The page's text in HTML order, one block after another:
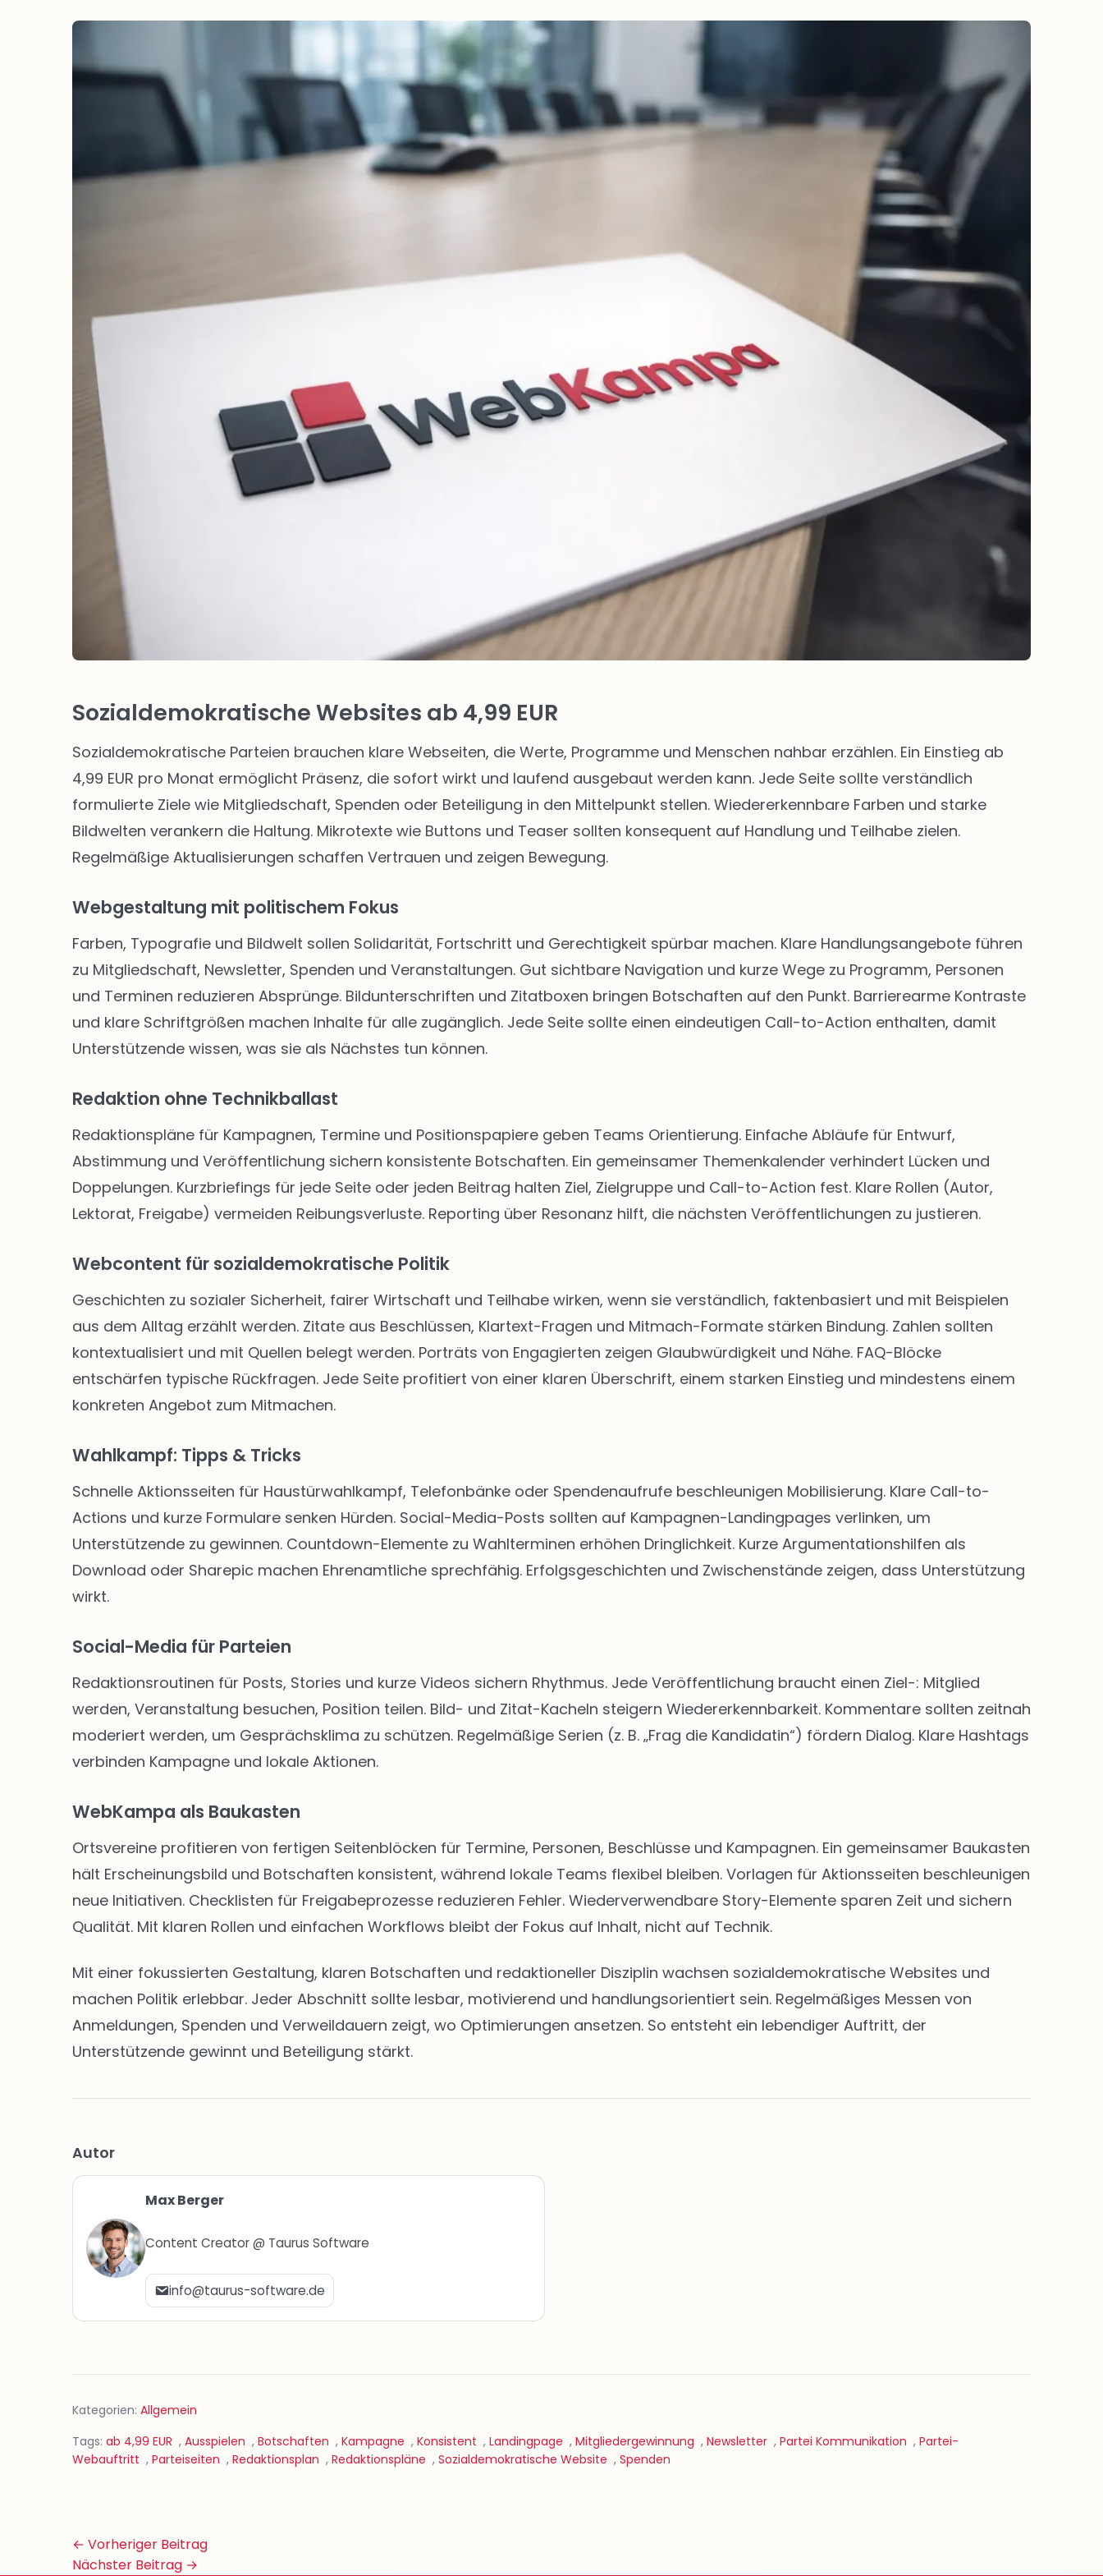
alle Altersgruppen
Sozialdemokratische Websites ab 4,99 EUR
Sozialdemokratische Parteien brauchen klare Webseiten, die Werte, Programme und Menschen nahbar erzählen. Ein Einstieg ab
4,99 EUR pro Monat ermöglicht Präsenz, die sofort wirkt und laufend ausgebaut werden kann. Jede Seite sollte verständlich
formulierte Ziele wie Mitgliedschaft, Spenden oder Beteiligung in den Mittelpunkt stellen. Wiedererkennbare Farben und starke
Bildwelten verankern die Haltung. Mikrotexte wie Buttons und Teaser sollten konsequent auf Handlung und Teilhabe zielen.
Regelmäßige Aktualisierungen schaffen Vertrauen und zeigen Bewegung.
Webgestaltung mit politischem Fokus
Farben, Typografie und Bildwelt sollen Solidarität, Fortschritt und Gerechtigkeit spürbar machen. Klare Handlungsangebote führen
zu Mitgliedschaft, Newsletter, Spenden und Veranstaltungen. Gut sichtbare Navigation und kurze Wege zu Programm, Personen
und Terminen reduzieren Absprünge. Bildunterschriften und Zitatboxen bringen Botschaften auf den Punkt. Barrierearme Kontraste
und klare Schriftgrößen machen Inhalte für alle zugänglich. Jede Seite sollte einen eindeutigen Call-to-Action enthalten, damit
Unterstützende wissen, was sie als Nächstes tun können.
Redaktion ohne Technikballast
Redaktionspläne für Kampagnen, Termine und Positionspapiere geben Teams Orientierung. Einfache Abläufe für Entwurf,
Abstimmung und Veröffentlichung sichern konsistente Botschaften. Ein gemeinsamer Themenkalender verhindert Lücken und
Doppelungen. Kurzbriefings für jede Seite oder jeden Beitrag halten Ziel, Zielgruppe und Call-to-Action fest. Klare Rollen (Autor,
Lektorat, Freigabe) vermeiden Reibungsverluste. Reporting über Resonanz hilft, die nächsten Veröffentlichungen zu justieren.
Webcontent für sozialdemokratische Politik
Geschichten zu sozialer Sicherheit, fairer Wirtschaft und Teilhabe wirken, wenn sie verständlich, faktenbasiert und mit Beispielen
aus dem Alltag erzählt werden. Zitate aus Beschlüssen, Klartext-Fragen und Mitmach-Formate stärken Bindung. Zahlen sollten
kontextualisiert und mit Quellen belegt werden. Porträts von Engagierten zeigen Glaubwürdigkeit und Nähe. FAQ-Blöcke
entschärfen typische Rückfragen. Jede Seite profitiert von einer klaren Überschrift, einem starken Einstieg und mindestens einem
konkreten Angebot zum Mitmachen.
Wahlkampf: Tipps & Tricks
Schnelle Aktionsseiten für Haustürwahlkampf, Telefonbänke oder Spendenaufrufe beschleunigen Mobilisierung. Klare Call-to-
Actions und kurze Formulare senken Hürden. Social-Media-Posts sollten auf Kampagnen-Landingpages verlinken, um
Unterstützende zu gewinnen. Countdown-Elemente zu Wahlterminen erhöhen Dringlichkeit. Kurze Argumentationshilfen als
Download oder Sharepic machen Ehrenamtliche sprechfähig. Erfolgsgeschichten und Zwischenstände zeigen, dass Unterstützung
wirkt.
Social-Media für Parteien
Redaktionsroutinen für Posts, Stories und kurze Videos sichern Rhythmus. Jede Veröffentlichung braucht einen Ziel-: Mitglied
werden, Veranstaltung besuchen, Position teilen. Bild- und Zitat-Kacheln steigern Wiedererkennbarkeit. Kommentare sollten zeitnah
moderiert werden, um Gesprächsklima zu schützen. Regelmäßige Serien (z. B. „Frag die Kandidatin“) fördern Dialog. Klare Hashtags
verbinden Kampagne und lokale Aktionen.
WebKampa als Baukasten
Ortsvereine profitieren von fertigen Seitenblöcken für Termine, Personen, Beschlüsse und Kampagnen. Ein gemeinsamer Baukasten
hält Erscheinungsbild und Botschaften konsistent, während lokale Teams flexibel bleiben. Vorlagen für Aktionsseiten beschleunigen
neue Initiativen. Checklisten für Freigabeprozesse reduzieren Fehler. Wiederverwendbare Story-Elemente sparen Zeit und sichern
Qualität. Mit klaren Rollen und einfachen Workflows bleibt der Fokus auf Inhalt, nicht auf Technik.
Mit einer fokussierten Gestaltung, klaren Botschaften und redaktioneller Disziplin wachsen sozialdemokratische Websites und
machen Politik erlebbar. Jeder Abschnitt sollte lesbar, motivierend und handlungsorientiert sein. Regelmäßiges Messen von
Anmeldungen, Spenden und Verweildauern zeigt, wo Optimierungen ansetzen. So entsteht ein lebendiger Auftritt, der
Unterstützende gewinnt und Beteiligung stärkt.
Autor
Max Berger
Content Creator @ Taurus Software
info@taurus-software.de
Kategorien: Allgemein
Tags: ab 4,99 EUR , Ausspielen , Botschaften , Kampagne , Konsistent , Landingpage , Mitgliedergewinnung , Newsletter , Partei Kommunikation , Partei-
Webauftritt , Parteiseiten , Redaktionsplan , Redaktionspläne , Sozialdemokratische Website , Spenden
Beitrags-
Navigation
← Vorheriger Beitrag
Nächster Beitrag →